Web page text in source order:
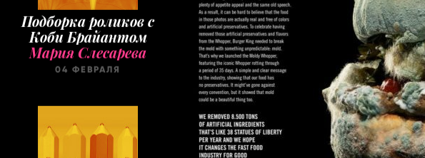
Подборка роликов с
Коби Брайантом
Мария Слесарева
04 ФЕВРАЛЯ